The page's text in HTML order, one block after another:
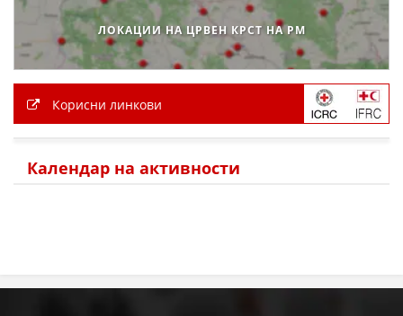
ЛОКАЦИИ НА ЦРВЕН КРСТ НА РМ
Корисни линкови
Календар на активности